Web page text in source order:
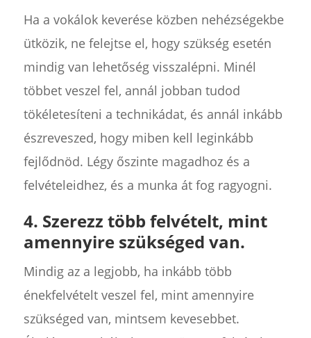
Ha a vokálok keverése közben nehézségekbe
ütközik, ne felejtse el, hogy szükség esetén
mindig van lehetőség visszalépni. Minél
többet veszel fel, annál jobban tudod
tökéletesíteni a technikádat, és annál inkább
észreveszed, hogy miben kell leginkább
fejlődnöd. Légy őszinte magadhoz és a
felvételeidhez, és a munka át fog ragyogni.
4. Szerezz több felvételt, mint
amennyire szükséged van.
Mindig az a legjobb, ha inkább több
énekfelvételt veszel fel, mint amennyire
szükséged van, mintsem kevesebbet.